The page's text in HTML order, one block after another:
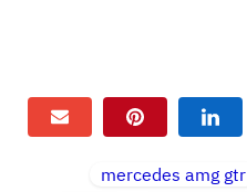
mercedes amg gtr